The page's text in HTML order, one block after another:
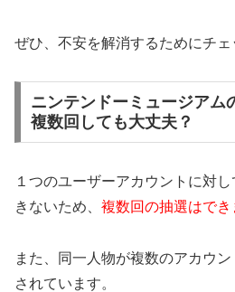
ぜひ、不安を解消するためにチェ
ニンテンドーミュージアム
複数回しても大丈夫？
１つのユーザーアカウントに対
きないため、 複数回の抽選はでき
また、同一人物が複数のアカウ
されています。